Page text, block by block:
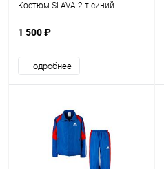
Костюм SLAVA 2 т.синий
1 500 ₽
Подробнее